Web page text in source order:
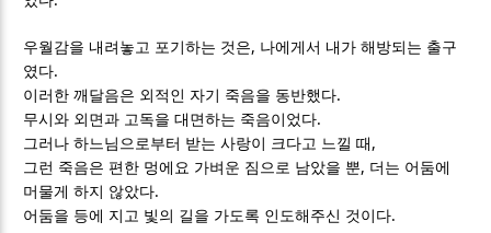
우월감을 내려놓고 포기하는 것은, 나에게서 내가 해방되는 출구
였다.
이러한 깨달음은 외적인 자기 죽음을 동반했다.
무시와 외면과 고독을 대면하는 죽음이었다.
그러나 하느님으로부터 받는 사랑이 크다고 느낄 때 ,
그런 죽음은 편한 멍에요 가벼운 짐으로 남았을 뿐, 더는 어둠에
머물게 하지 않았다.
어둠을 등에 지고 빛의 길을 가도록 인도해주신 것이다.